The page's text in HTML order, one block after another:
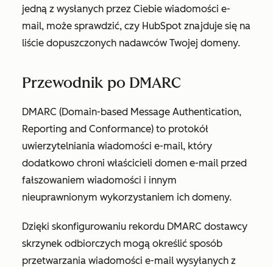
jedną z wysłanych przez Ciebie wiadomości e-
mail, może sprawdzić, czy HubSpot znajduje się na
liście dopuszczonych nadawców Twojej domeny.
Przewodnik po DMARC
DMARC (Domain-based Message Authentication,
Reporting and Conformance) to protokół
uwierzytelniania wiadomości e-mail, który
dodatkowo chroni właścicieli domen e-mail przed
fałszowaniem wiadomości i innym
nieuprawnionym wykorzystaniem ich domeny.
Dzięki skonfigurowaniu rekordu DMARC dostawcy
skrzynek odbiorczych mogą określić sposób
przetwarzania wiadomości e-mail wysyłanych z